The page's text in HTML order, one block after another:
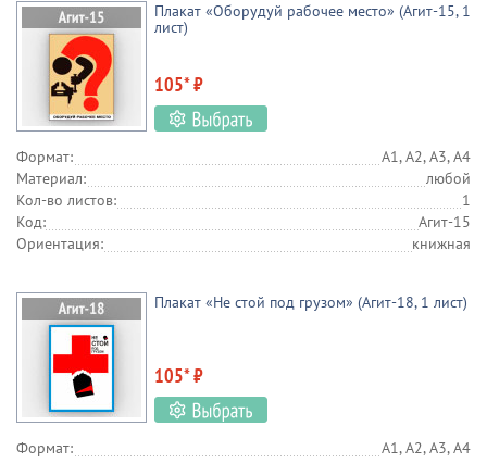
Плакат «Оборудуй рабочее место» (Агит-15, 1
лист)
105* ₽
Формат:
А1, А2, А3, А4
Материал:
любой
Кол-во листов:
1
Код:
Агит-15
Ориентация:
книжная
Плакат «Не стой под грузом» (Агит-18, 1 лист)
105* ₽
Формат:
А1, А2, А3, А4